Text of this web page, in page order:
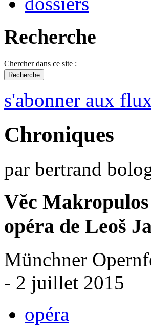
Recherche
Chercher dans ce site :
s'abonner aux
Chroniques
par bertrand
Věc
opéra de Leoš
Münchner
- 2 juillet 2015
opéra